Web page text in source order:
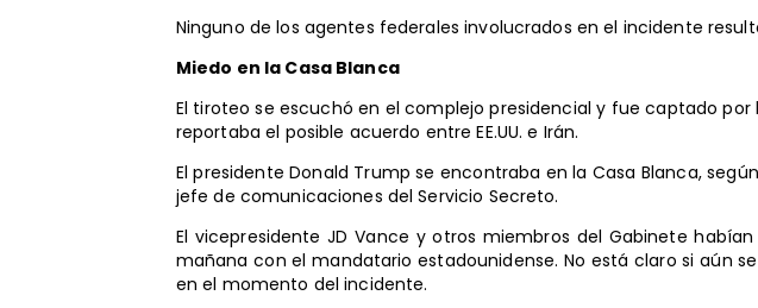
Ninguno de los agentes federales involucrados en el incidente
Miedo en la Casa Blanca
El tiroteo se escuchó en el complejo presidencial y fue captado por
reportaba el posible acuerdo entre EE.UU. e Irán.
El presidente Donald Trump se encontraba en la Casa Blanca,
jefe de comunicaciones del Servicio Secreto.
El vicepresidente JD Vance y otros miembros del Gabinete
mañana con el mandatario estadounidense. No está claro si aún
en el momento del incidente.